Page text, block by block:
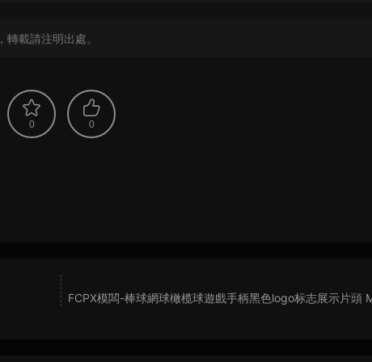
，轉載請注明出處。
0 0
FCPX模闆-棒球網球橄榄球遊戲手柄黑色logo标志展示片頭